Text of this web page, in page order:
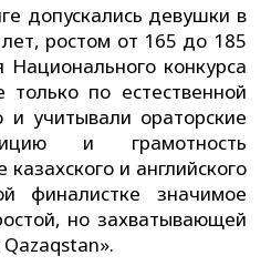
допускались девушки в
ростом от 165 до 185
конкурса
по естественной
и учитывали ораторские
и грамотность
и английского
финалистке значимое
но захватывающей